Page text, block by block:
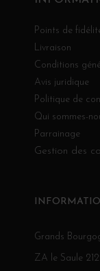
Points de
Livraison
Conditions
Avis juridique
Politique de
Qui sommes-
Parrainage
Gestion des
Grands
ZA le Saule